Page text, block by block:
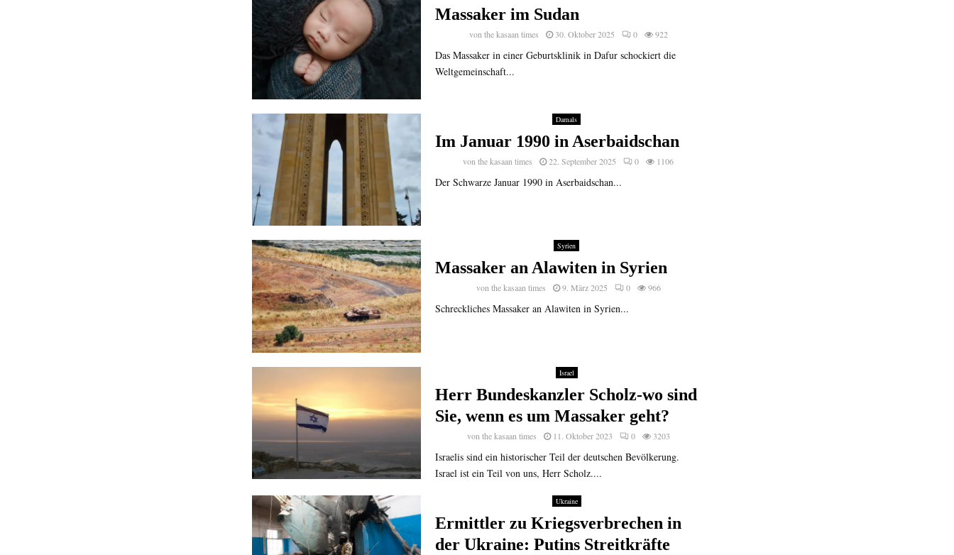
Massaker im Sudan
vonthe kasaan times 30. Oktober 2025 0 922
Das Massaker in einer Geburtsklinik in Dafur schockiert die
Weltgemeinschaft...
Damals
Im Januar 1990 in Aserbaidschan
vonthe kasaan times 22. September 2025 0 1106
Der Schwarze Januar 1990 in Aserbaidschan...
Syrien
Massaker an Alawiten in Syrien
vonthe kasaan times 9. März 2025 0 966
Schreckliches Massaker an Alawiten in Syrien...
Israel
Herr Bundeskanzler Scholz-wo sind
Sie, wenn es um Massaker geht?
von the kasaan times 11. Oktober 2023 0 3203
Israelis sind ein historischer Teil der deutschen Bevölkerung.
Israel ist ein Teil von uns, Herr Scholz....
Ukraine
Ermittler zu Kriegsverbrechen in
der Ukraine: Putins Streitkräfte